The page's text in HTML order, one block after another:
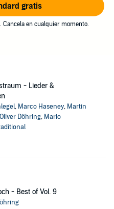
gratis
en cualquier momento.
- Lieder &
, Marco Haseney, Martin
Oliver Döhring, Mario
- Best of Vol. 9